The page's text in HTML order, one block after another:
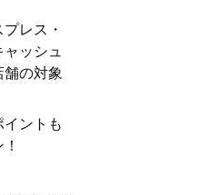
レス・
ッシュ
の対象
ントも